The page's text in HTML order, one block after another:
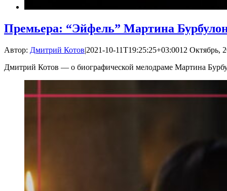
Премьера: “Эйфель” Мартина
Автор: Дмитрий Котов|2021-10-11T19:25:25+03:0012 Октябрь,
Дмитрий Котов — о биографической мелодраме Мартина